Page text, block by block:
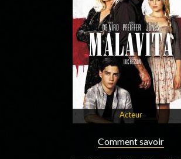
Acteur
Comment savoir